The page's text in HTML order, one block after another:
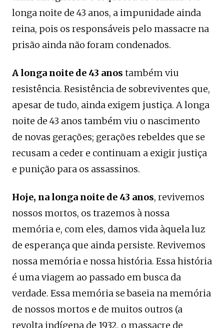
longa noite de 43 anos, a impunidade ainda
reina, pois os responsáveis ​​pelo massacre na
prisão ainda não foram condenados.
A longa noite de 43 anos também viu
resistência. Resistência de sobreviventes que,
apesar de tudo, ainda exigem justiça. A longa
noite de 43 anos também viu o nascimento
de novas gerações; gerações rebeldes que se
recusam a ceder e continuam a exigir justiça
e punição para os assassinos.
Hoje, na longa noite de 43 anos, revivemos
nossos mortos, os trazemos à nossa
memória e, com eles, damos vida àquela luz
de esperança que ainda persiste. Revivemos
nossa memória e nossa história. Essa história
é uma viagem ao passado em busca da
verdade. Essa memória se baseia na memória
de nossos mortos e de muitos outros (a
revolta indígena de 1932, o massacre de